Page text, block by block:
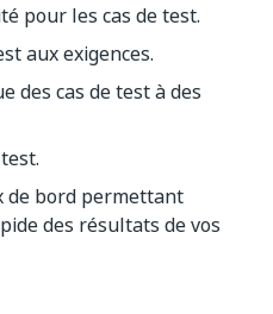
pour les cas de test.
aux exigences.
des cas de test à des
de bord permettant
des résultats de vos